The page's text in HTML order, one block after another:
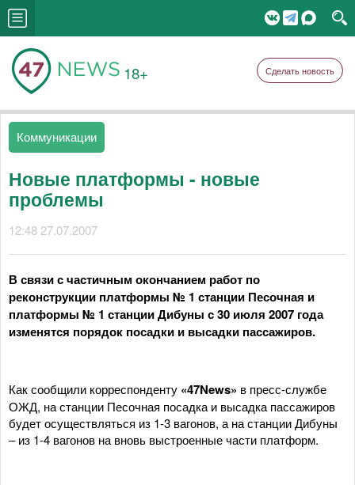
18+ Сделать новость
Коммуникации
Новые платформы - новые
проблемы
12:48 27.07.2007
В связи с частичным окончанием работ по
реконструкции платформы № 1 станции Песочная и
платформы № 1 станции Дибуны с 30 июля 2007 года
изменятся порядок посадки и высадки пассажиров.
Как сообщили корреспонденту «47News» в пресс-службе
ОЖД, на станции Песочная посадка и высадка пассажиров
будет осуществляться из 1-3 вагонов, а на станции Дибуны
– из 1-4 вагонов на вновь выстроенные части платформ.